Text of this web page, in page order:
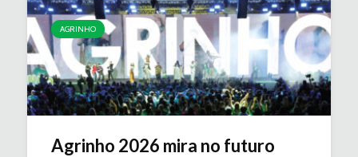
AGRINHO
Agrinho 2026 mira no futuro